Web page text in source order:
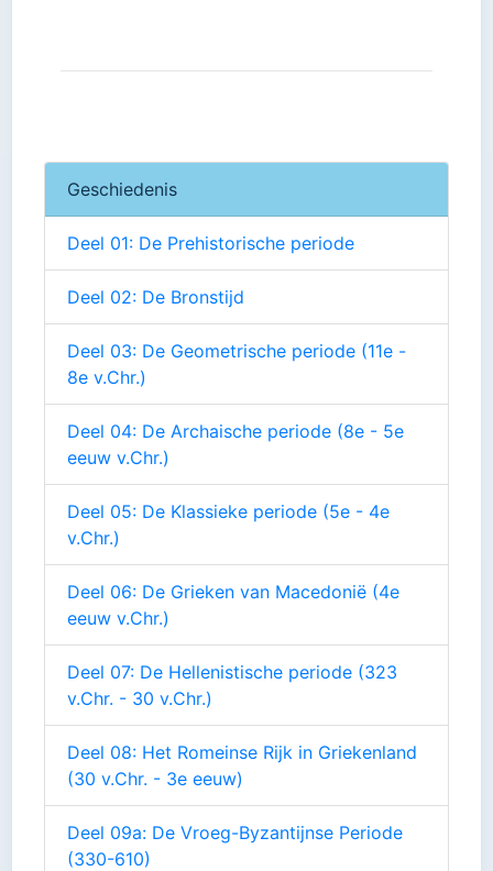
Geschiedenis
Deel 01: De Prehistorische periode
Deel 02: De Bronstijd
Deel 03: De Geometrische periode (11e -
8e v.Chr.)
Deel 04: De Archaische periode (8e - 5e
eeuw v.Chr.)
Deel 05: De Klassieke periode (5e - 4e
v.Chr.)
Deel 06: De Grieken van Macedonië (4e
eeuw v.Chr.)
Deel 07: De Hellenistische periode (323
v.Chr. - 30 v.Chr.)
Deel 08: Het Romeinse Rijk in Griekenland
(30 v.Chr. - 3e eeuw)
Deel 09a: De Vroeg-Byzantijnse Periode
(330-610)